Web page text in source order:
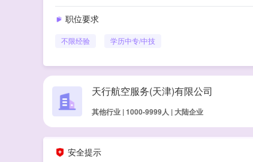
职位要求
不限经验 学历中专/中技
天行航空服务(天津)有限公司
其他行业 | 1000-9999人 | 大陆企业
安全提示